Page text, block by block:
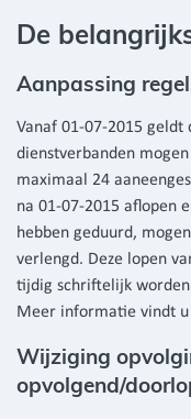
De
Aanpassing
Vanaf 01-07-2015
dienstverbanden
maximaal 24
na 01-07-2015 aflopen
hebben geduurd,
verlengd. Deze lopen
tijdig schriftelijk worden
Meer informatie vindt u
Wijziging
opvolgend/